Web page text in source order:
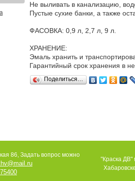
Не выливать в канализацию,
Пустые сухие банки, а также
ФАСОВКА: 0,9 л, 2,7 л, 9 л.
ХРАНЕНИЕ:
Эмаль хранить и
Гарантийный срок хранения в
Поделиться…
86, Задать вопрос можно
"Краска ДВ"